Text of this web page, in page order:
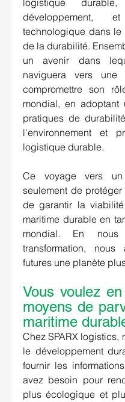
logistique
développement,
technologique dans
de la durabilité.
un avenir dans
naviguera vers
compromettre son
mondial, en
pratiques de
l'environnement et
logistique durable.
Ce voyage vers
seulement de
de garantir la
maritime durable en
mondial. En
transformation, nous
futures une planète
Vous voulez
moyens de
maritime
Chez SPARX logistics,
le développement
fournir les
avez besoin pour
plus écologique et